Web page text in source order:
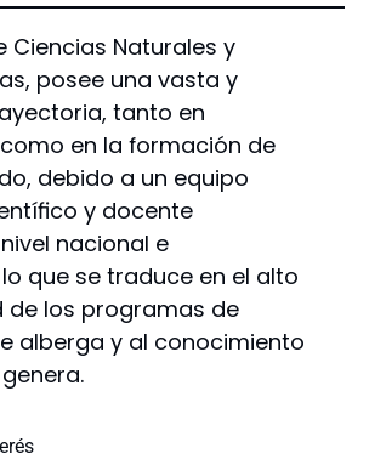
Arte
y Tecnologías
Ciencias Naturales y
posee una vasta y
tanto en
en la formación de
debido a un equipo
y docente
nacional e
que se traduce en el alto
de los programas de
alberga y al conocimiento